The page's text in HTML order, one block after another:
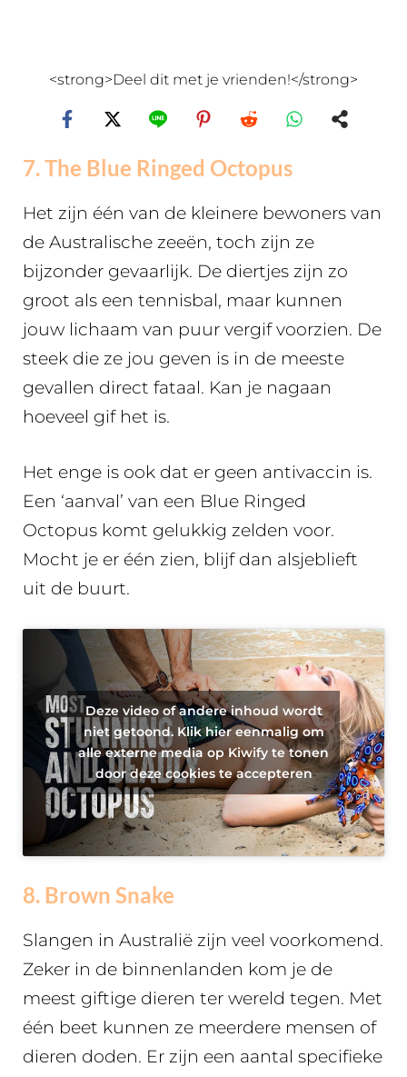
<strong>Deel dit met je vrienden!</strong>
7. The Blue Ringed Octopus
Het zijn één van de kleinere bewoners van
de Australische zeeën, toch zijn ze
bijzonder gevaarlijk. De diertjes zijn zo
groot als een tennisbal, maar kunnen
jouw lichaam van puur vergif voorzien. De
steek die ze jou geven is in de meeste
gevallen direct fataal. Kan je nagaan
hoeveel gif het is.
Het enge is ook dat er geen antivaccin is.
Een ‘aanval’ van een Blue Ringed
Octopus komt gelukkig zelden voor.
Mocht je er één zien, blijf dan alsjeblieft
uit de buurt.
Deze video of andere inhoud wordt
niet getoond. Klik hier eenmalig om
alle externe media op Kiwify te tonen
door deze cookies te accepteren
8. Brown Snake
Slangen in Australië zijn veel voorkomend.
Zeker in de binnenlanden kom je de
meest giftige dieren ter wereld tegen. Met
één beet kunnen ze meerdere mensen of
dieren doden. Er zijn een aantal specifieke